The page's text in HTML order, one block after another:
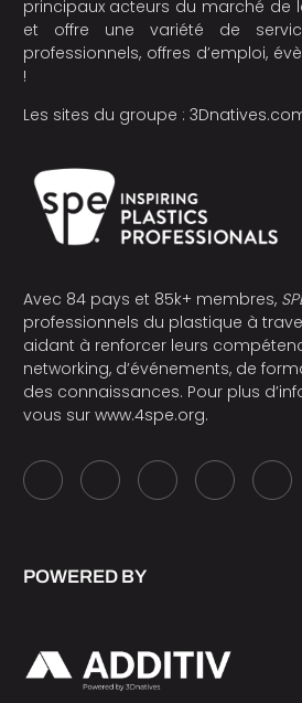
principaux acteurs du marché de
et offre une variété de
professionnels, offres d’emploi,
!
Les sites du groupe :
Avec 84 pays et 85k+ membres,
professionnels du plastique à
aidant à renforcer leurs
networking, d’événements, de
des connaissances. Pour plus
vous sur www.4spe.org.
POWERED BY